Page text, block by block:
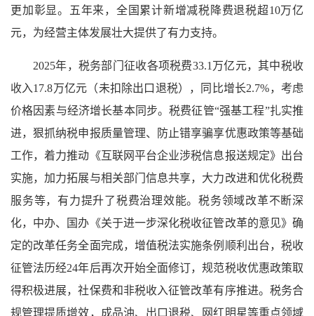
更加彰显。五年来，全国累计新增减税降费退税超10万亿
元，为经营主体发展壮大提供了有力支持。
2025年，税务部门征收各项税费33.1万亿元，其中税收
收入17.8万亿元（未扣除出口退税），同比增长2.7%，考虑
价格因素与经济增长基本同步。税费征管“强基工程”扎实推
进，狠抓纳税申报质量管理、防止错享骗享优惠政策等基础
工作，着力推动《互联网平台企业涉税信息报送规定》出台
实施，加力拓展与相关部门信息共享，大力改进和优化税费
服务等，有力提升了税费治理效能。税务领域改革不断深
化，中办、国办《关于进一步深化税收征管改革的意见》确
定的改革任务全面完成，增值税法实施条例顺利出台，税收
征管法历经24年后再次开始全面修订，规范税收优惠政策取
得积极进展，社保费和非税收入征管改革有序推进。税务合
规管理提质增效，成品油、出口退税、网红明星等重点领域